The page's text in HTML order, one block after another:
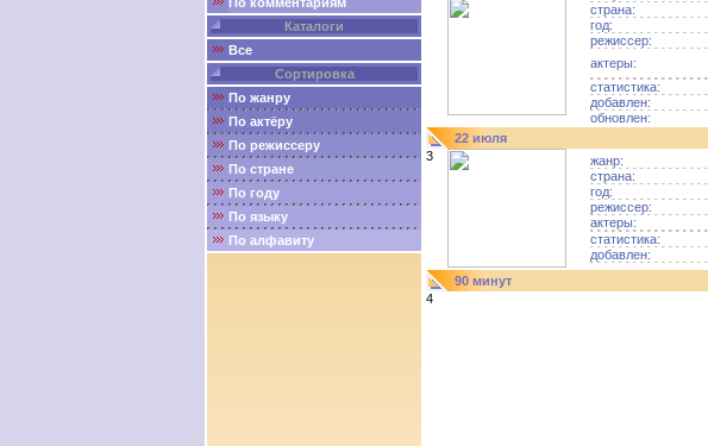
Каталоги
Все
Сортировка
По жанру
По актёру
По режиссеру
По стране
По году
По языку
По алфавиту
страна:
год:
режиссер:
актеры:
статистика:
добавлен:
обновлен:
22 июля
3
жанр:
страна:
год:
режиссер:
актеры:
статистика:
добавлен:
90 минут
4